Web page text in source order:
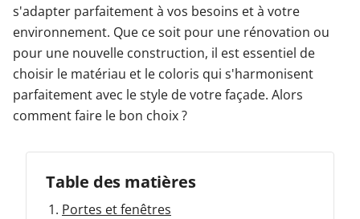
Clôtures et portails
M'identifier
s'adapter parfaitement à vos besoins et à votre
environnement. Que ce soit pour une rénovation ou
pour une nouvelle construction, il est essentiel de
choisir le matériau et le coloris qui s'harmonisent
parfaitement avec le style de votre façade. Alors
comment faire le bon choix ?
Table des matières
Portes et fenêtres